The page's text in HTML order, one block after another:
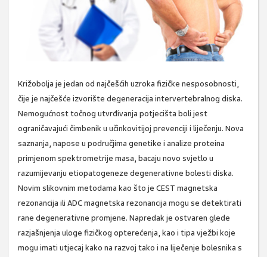
Križobolja je jedan od najčešćih uzroka fizičke nesposobnosti,
čije je najčešće izvorište degeneracija intervertebralnog diska.
Nemogućnost točnog utvrđivanja potjecišta boli jest
ograničavajući čimbenik u učinkovitijoj prevenciji i liječenju. Nova
saznanja, napose u područjima genetike i analize proteina
primjenom spektrometrije masa, bacaju novo svjetlo u
razumijevanju etiopatogeneze degenerativne bolesti diska.
Novim slikovnim metodama kao što je CEST magnetska
rezonancija ili ADC magnetska rezonancija mogu se detektirati
rane degenerativne promjene. Napredak je ostvaren glede
razjašnjenja uloge fizičkog opterećenja, kao i tipa vježbi koje
mogu imati utjecaj kako na razvoj tako i na liječenje bolesnika s